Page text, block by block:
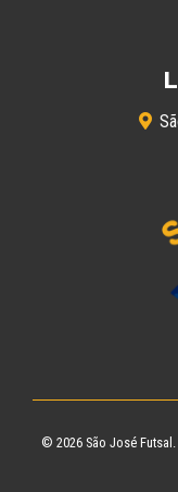
© 2026 São José Futsal